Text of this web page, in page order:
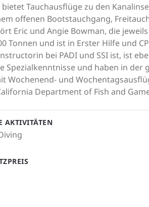
bietet Tauchausflüge zu den
offenen Bootstauchgang,
Eric und Angie Bowman, die
Tonnen und ist in Erster Hilfe und
bei PADI und SSI ist, ist
Spezialkenntnisse und haben in
Wochenend- und
Department of Fish and
AKTIVITÄTEN